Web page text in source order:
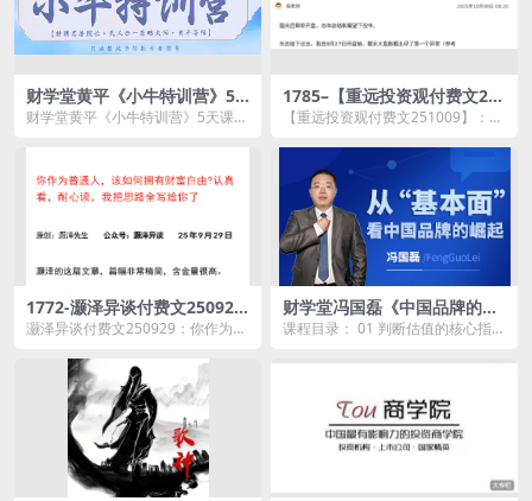
财学堂黄平《小牛特训营》5
天课程
财学堂黄平《小牛特训营》5天课程
1785–【重远投资观付费文25
1009】：说下国庆节后的股市
【重远投资观付费文251009】：说
1772-灏泽异谈付费文25092
9：你作为普通人，该如何拥
我把思路全写给你了
灏泽异谈付费文250929：你作为普
看，耐心读，我把...
财学堂冯国磊《中国品牌的基
本面分析一》系统课（14讲）
课程目录： 01 判断估值的核心指标
心指标...